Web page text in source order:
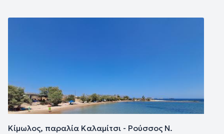
Κίμωλος, παραλία Καλαμίτσι - Ρούσσος Ν.